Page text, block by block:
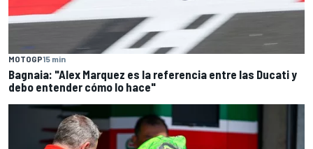
MOTOGP15 min
Bagnaia: "Alex Marquez es la referencia entre las Ducati y
debo entender cómo lo hace"